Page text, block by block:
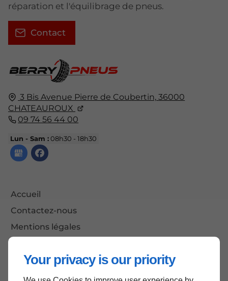
Your privacy is our priority
3 Bis Avenue Pierre de Coubertin, 36000
CHATEAUROUX
09 74 56 44 00
Lun - Sam :08h30 - 18h30
Accueil
Contactez-nous
Mentions légales
réparation et l'équilibrage de pneus.
Contact